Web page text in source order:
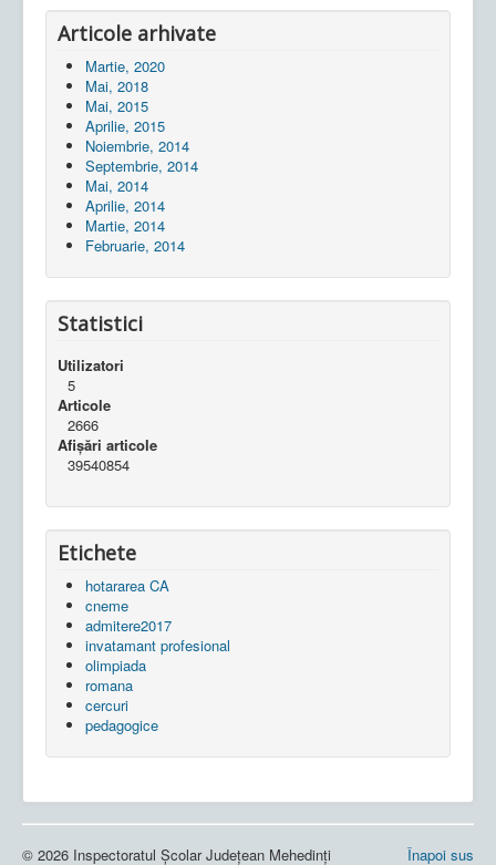
Articole arhivate
Martie, 2020
Mai, 2018
Mai, 2015
Aprilie, 2015
Noiembrie, 2014
Septembrie, 2014
Mai, 2014
Aprilie, 2014
Martie, 2014
Februarie, 2014
Statistici
Utilizatori
5
Articole
2666
Afișări articole
39540854
Etichete
hotararea CA
cneme
admitere2017
invatamant profesional
olimpiada
romana
cercuri
pedagogice
Înapoi sus
© 2026 Inspectoratul Școlar Județean Mehedinți